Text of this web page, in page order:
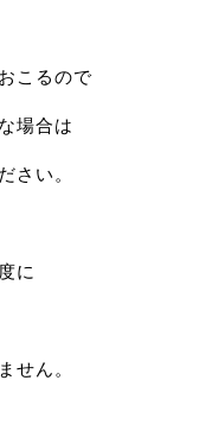
こるので
場合は
さい。
に
せん。